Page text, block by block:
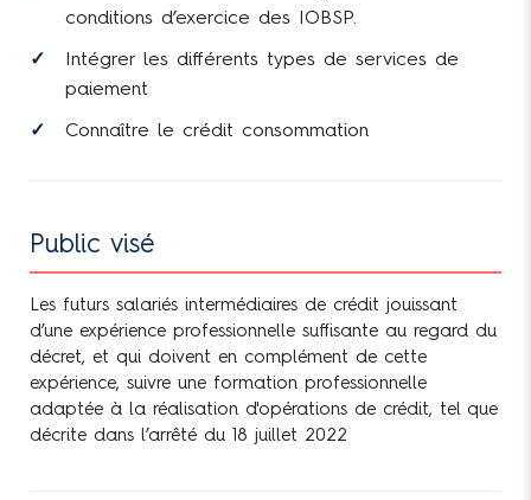
conditions d’exercice des IOBSP.
Intégrer les différents types de services de
paiement
Connaître le crédit consommation
Public visé
Les futurs salariés intermédiaires de crédit jouissant
d’une expérience professionnelle suffisante au regard du
décret, et qui doivent en complément de cette
expérience, suivre une formation professionnelle
adaptée à la réalisation d'opérations de crédit, tel que
décrite dans l’arrêté du 18 juillet 2022